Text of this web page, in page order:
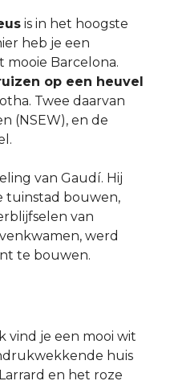
is in het hoogste
heb je een
Barcelona.
op een heuvel
Twee daarvan
(NSEW), en de
van Gaudí. Hij
tuinstad bouwen,
van
werd
te bouwen.
vind je een mooi wit
huis
en het roze